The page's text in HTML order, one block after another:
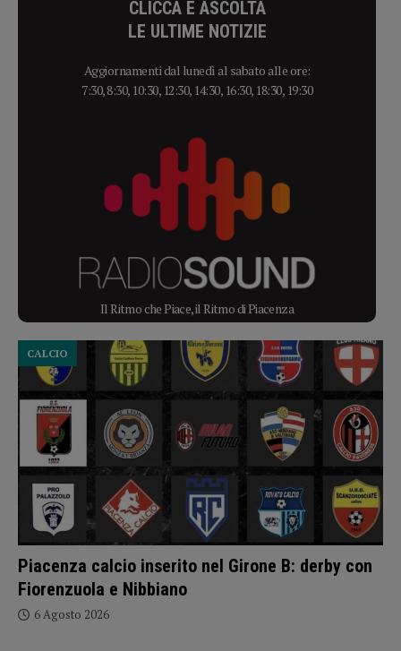
CLICCA E ASCOLTA
LE ULTIME NOTIZIE
Aggiornamenti dal lunedì al sabato alle ore:
7:30, 8:30, 10:30, 12:30, 14:30, 16:30, 18:30, 19:30
Il Ritmo che Piace, il Ritmo di Piacenza
Piacenza calcio inserito nel Girone B: derby con
Fiorenzuola e Nibbiano
CALCIO
6 Agosto 2026